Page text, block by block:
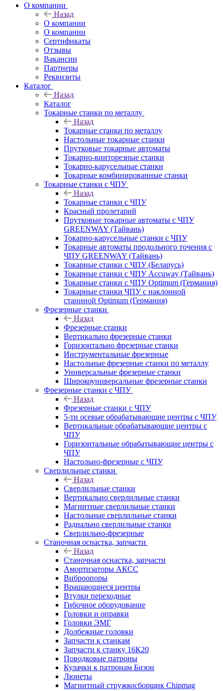
О компании
Назад
О компании
О компании
Сертификаты
Отзывы
Вакансии
Партнеры
Реквизиты
Каталог
Назад
Каталог
Токарные станки по металлу
Назад
Токарные станки по металлу
Настольные токарные станки
Прутковые токарные автоматы
Токарно-винторезные станки
Токарно-карусельные станки
Токарные комбинированные станки
Токарные станки с ЧПУ
Назад
Токарные станки с ЧПУ
Красный пролетарий
Прутковые токарные автоматы с ЧПУ
GREENWAY (Тайвань)
Токарно-карусельные станки с ЧПУ
Токарные автоматы продольного точения с
ЧПУ GREENWAY (Тайвань)
Токарные станки с ЧПУ (Беларусь)
Токарные станки с ЧПУ Accuway (Тайвань)
Токарные станки с ЧПУ Optimum (Германия)
Токарные станки ЧПУ с наклонной
станиной Optimum (Германия)
Фрезерные станки
Назад
Фрезерные станки
Вертикально фрезерные станки
Горизонтально фрезерные станки
Инструментальные фрезерные
Настольные фрезерные станки по металлу
Универсальные фрезерные станки
Широкоуниверсальные фрезерные станки
Фрезерные станки с ЧПУ
Назад
Фрезерные станки с ЧПУ
5-ти осевые обрабатывающие центры с ЧПУ
Вертикальные обрабатывающие центры с
ЧПУ
Горизонтальные обрабатывающие центры с
ЧПУ
Настольно-фрезерные с ЧПУ
Сверлильные станки
Назад
Сверлильные станки
Вертикально сверлильные станки
Магнитные сверлильные станки
Настольные сверлильные станки
Радиально сверлильные станки
Сверлильно-фрезерные
Станочная оснастка, запчасти
Назад
Станочная оснастка, запчасти
Амортизаторы АКСС
Виброопоры
Вращающиеся центры
Втулки переходные
Гибочное оборудование
Головки и оправки
Головки ЭМГ
Долбежные головки
Запчасти к станкам
Запчасти к станку 16К20
Поводковые патроны
Кулачки к патронам Бизон
Люнеты
Магнитный стружкосборщик Chipmag